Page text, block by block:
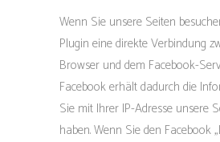
Wenn Sie unsere Seiten
Plugin eine direkte Verbindung
Browser und dem Facebook-
Facebook erhält dadurch die
Sie mit Ihrer IP-Adresse unsere
haben. Wenn Sie den Facebook